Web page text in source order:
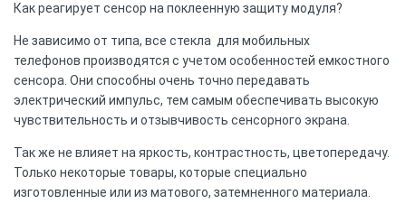
Как реагирует сенсор на поклеенную защиту модуля?
Не зависимо от типа, все стекла для мобильных
телефонов производятся с учетом особенностей емкостного
сенсора. Они способны очень точно передавать
электрический импульс, тем самым обеспечивать высокую
чувствительность и отзывчивость сенсорного экрана.
Так же не влияет на яркость, контрастность, цветопередачу.
Только некоторые товары, которые специально
изготовленные или из матового, затемненного материала.